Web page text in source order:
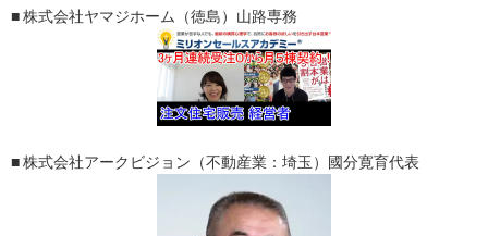
■ 株式会社ヤマジホーム（徳島）山路専務
■ 株式会社アークビジョン（不動産業：埼玉）國分寛育代表